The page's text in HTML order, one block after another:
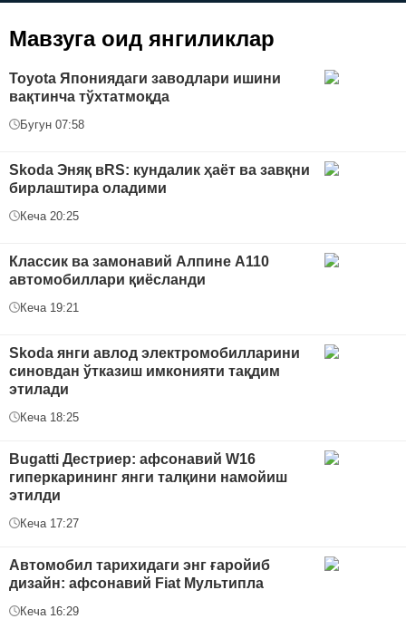
Мавзуга оид янгиликлар
Toyota Япониядаги заводлари ишини
вақтинча тўхтатмоқда
Бугун 07:58
Skoda Эняқ вRS: кундалик ҳаёт ва завқни
бирлаштира оладими
Кеча 20:25
Классик ва замонавий Алпине A110
автомобиллари қиёсланди
Кеча 19:21
Skoda янги авлод электромобилларини
синовдан ўтказиш имконияти тақдим
этилади
Кеча 18:25
Bugatti Дестриер: афсонавий W16
гиперкарининг янги талқини намойиш
этилди
Кеча 17:27
Автомобил тарихидаги энг ғаройиб
дизайн: афсонавий Fiat Мультипла
Кеча 16:29